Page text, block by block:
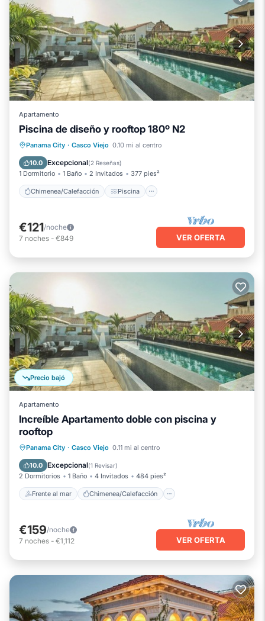
Apartamento
Piscina de diseño y rooftop 180º N2
Panama City · Casco Viejo 0.10 mi al centro
10.0 Excepcional(2 Reseñas)
1 Dormitorio 1 Baño 2 Invitados 377 pies²
Chimenea/Calefacción Piscina
Chimenea/Calefacción
Piscina
Balcón/Terraza
€121/noche
7 noches - €849 VER OFERTA
Precio bajó
Apartamento
Increíble Apartamento doble con piscina y
rooftop
Panama City · Casco Viejo 0.11 mi al centro
10.0 Excepcional(1 Revisar)
2 Dormitorios 1 Baño 4 Invitados 484 pies²
Frente al mar Chimenea/Calefacción
Frente al mar
Chimenea/Calefacción
Piscina
Vista al mar
€159/noche
7 noches - €1,112 VER OFERTA